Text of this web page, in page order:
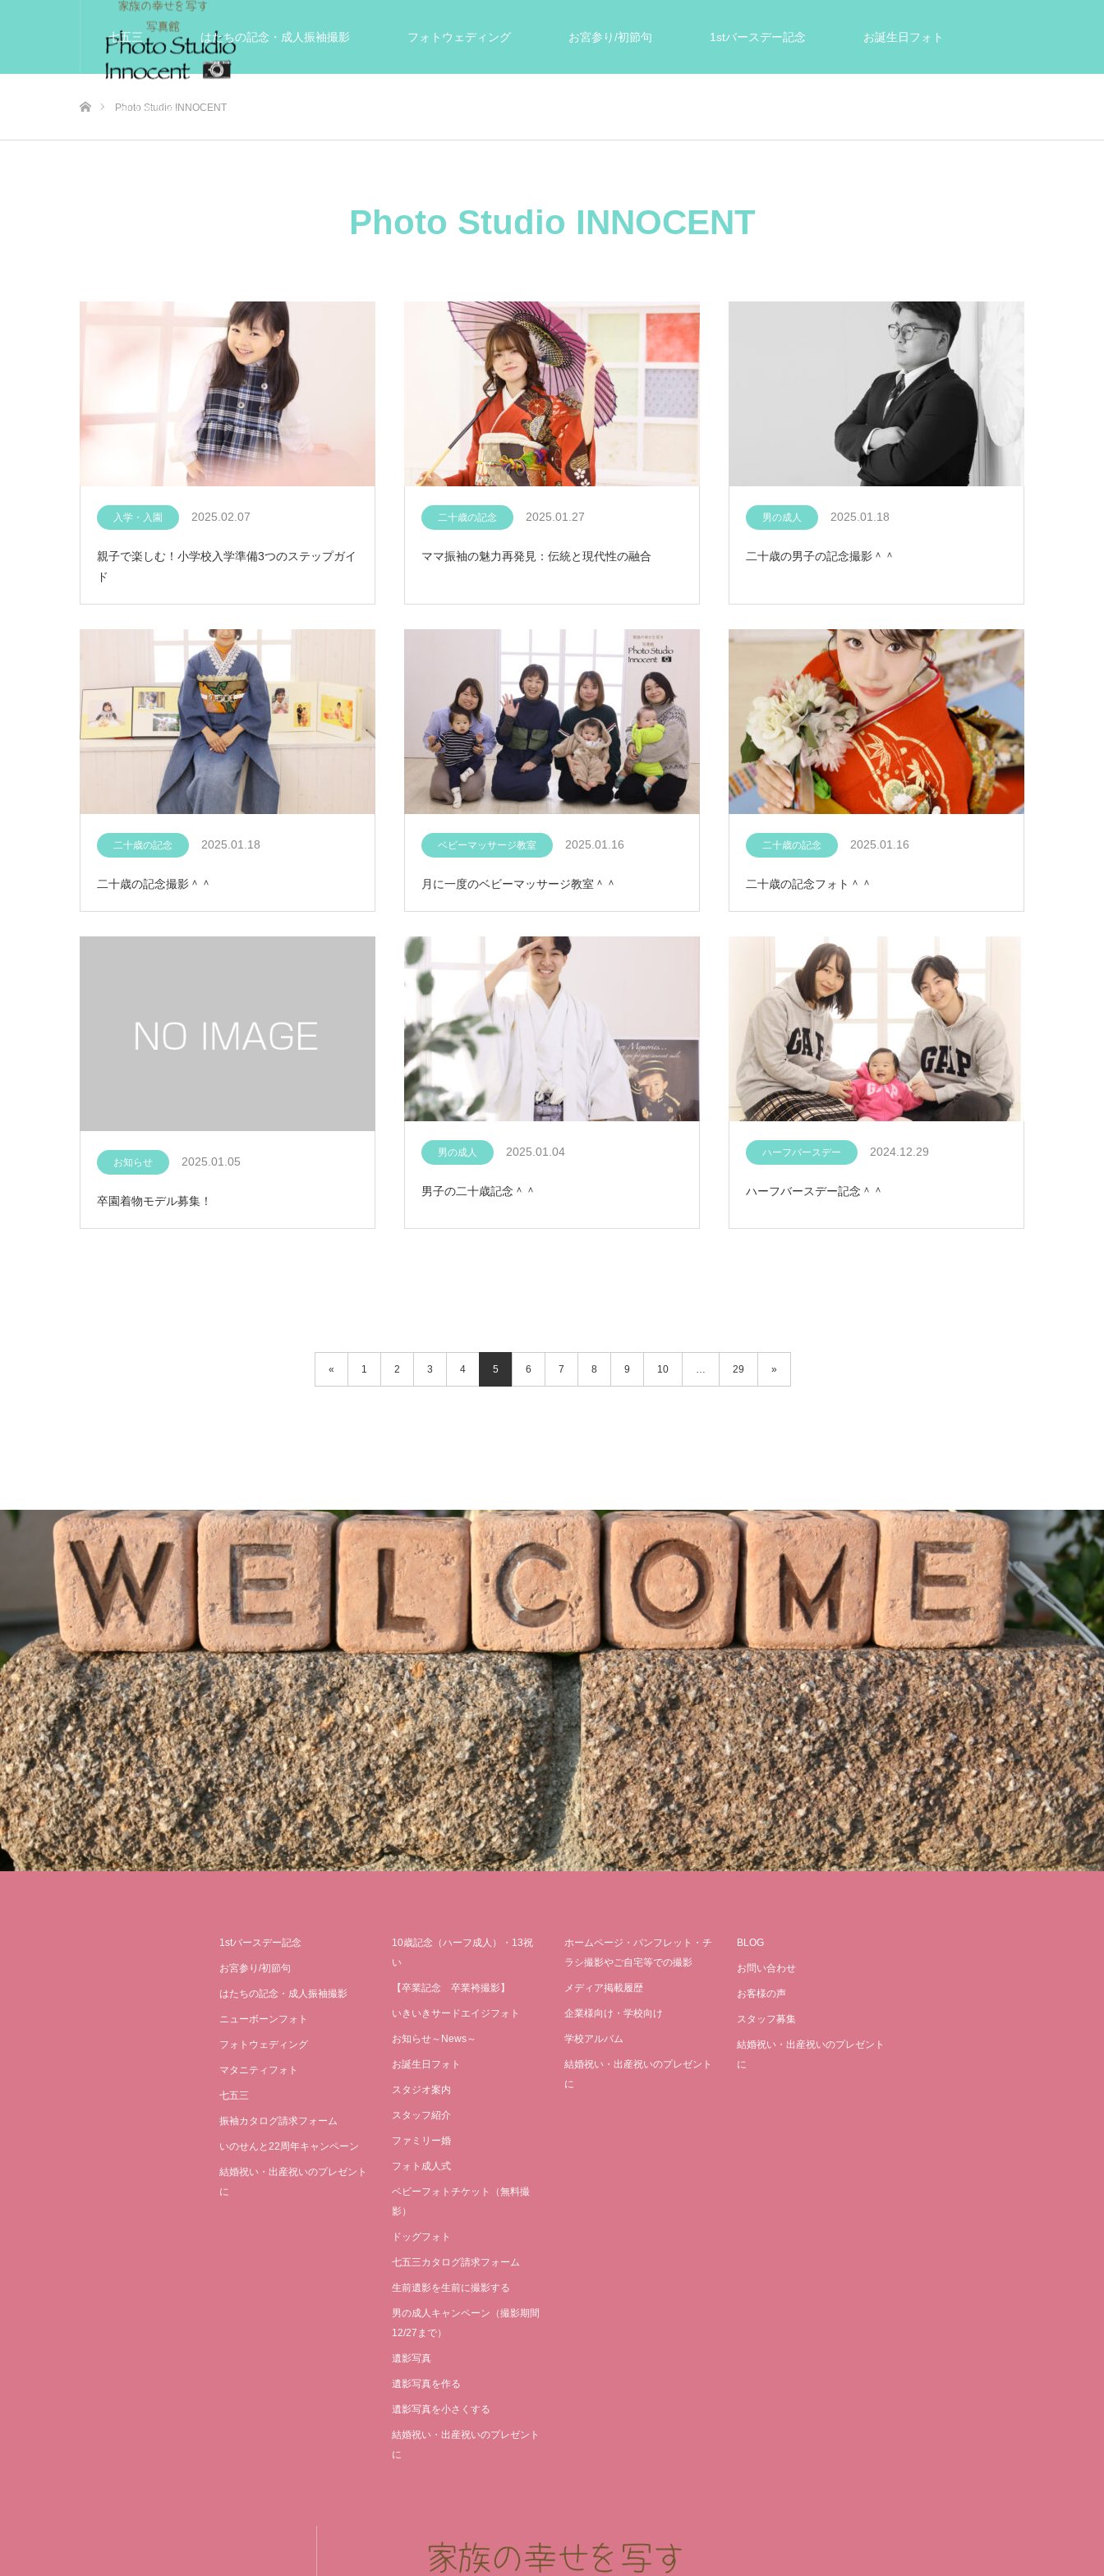
七五三 はたちの記念・成人振袖撮影 フォトウェディング お宮参り/初節句 1stバースデー記念 お誕生日フォト
入学入園記念
ホーム
Photo Studio INNOCENT
Photo Studio INNOCENT
入学・入園 2025.02.07
親子で楽しむ！小学校入学準備3つのステップガイ
ド
二十歳の記念 2025.01.27
ママ振袖の魅力再発見：伝統と現代性の融合
男の成人 2025.01.18
二十歳の男子の記念撮影＾＾
二十歳の記念 2025.01.18
二十歳の記念撮影＾＾
ベビーマッサージ教室 2025.01.16
月に一度のベビーマッサージ教室＾＾
二十歳の記念 2025.01.16
二十歳の記念フォト＾＾
お知らせ 2025.01.05
卒園着物モデル募集！
男の成人 2025.01.04
男子の二十歳記念＾＾
ハーフバースデー 2024.12.29
ハーフバースデー記念＾＾
« 1 2 3 4 5 6 7 8 9 10 … 29 »
1stバースデー記念
お宮参り/初節句
はたちの記念・成人振袖撮影
ニューボーンフォト
フォトウェディング
マタニティフォト
七五三
振袖カタログ請求フォーム
いのせんと22周年キャンペーン
結婚祝い・出産祝いのプレゼント
に
10歳記念（ハーフ成人）・13祝
い
【卒業記念 卒業袴撮影】
いきいきサードエイジフォト
お知らせ～News～
お誕生日フォト
スタジオ案内
スタッフ紹介
ファミリー婚
フォト成人式
ベビーフォトチケット（無料撮
影）
ドッグフォト
七五三カタログ請求フォーム
生前遺影を生前に撮影する
男の成人キャンペーン（撮影期間
12/27まで）
遺影写真
遺影写真を作る
遺影写真を小さくする
結婚祝い・出産祝いのプレゼント
に
ホームページ・パンフレット・チ
ラシ撮影やご自宅等での撮影
メディア掲載履歴
企業様向け・学校向け
学校アルバム
結婚祝い・出産祝いのプレゼント
に
BLOG
お問い合わせ
お客様の声
スタッフ募集
結婚祝い・出産祝いのプレゼント
に